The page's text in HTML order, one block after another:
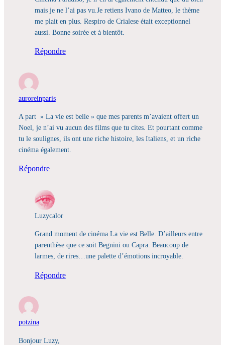
mais je ne l’ai pas vu.Je retiens Ivano de Matteo, le thème
me plait en plus. Respiro de Crialese était exceptionnel
aussi. Bonne soirée et à bientôt.
Répondre
auroreinparis
A part » La vie est belle » que mes parents m’avaient offert un
Noel, je n’ai vu aucun des films que tu cites. Et pourtant comme
tu le soulignes, ils ont une riche histoire, les Italiens, et un riche
cinéma également.
Répondre
Luzycalor
Grand moment de cinéma La vie est Belle. D’ailleurs entre
parenthèse que ce soit Begnini ou Capra. Beaucoup de
larmes, de rires…une palette d’émotions incroyable.
Répondre
potzina
Bonjour Luzy,